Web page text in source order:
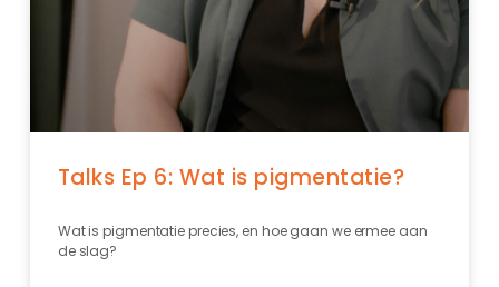
Talks Ep 6: Wat is pigmentatie?
Wat is pigmentatie precies, en hoe gaan we ermee aan
de slag?